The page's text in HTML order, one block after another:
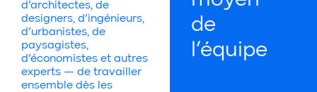
d’architectes, de
designers, d’ingénieurs,
d’urbanistes, de
paysagistes,
d’économistes et autres
experts — de travailler
ensemble dès les
de
l’équipe